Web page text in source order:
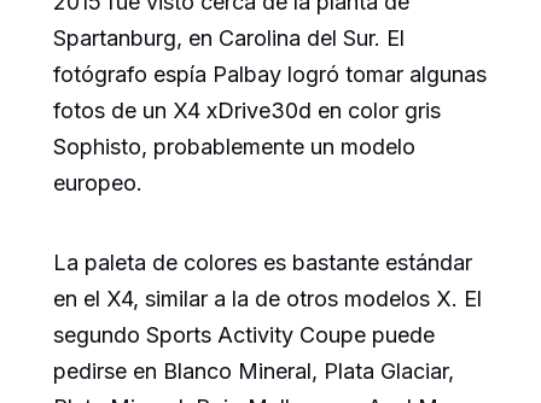
Spartanburg, en Carolina del Sur. El
fotógrafo espía Palbay logró tomar algunas
fotos de un X4 xDrive30d en color gris
Sophisto, probablemente un modelo
europeo.
La paleta de colores es bastante estándar
en el X4, similar a la de otros modelos X. El
segundo Sports Activity Coupe puede
pedirse en Blanco Mineral, Plata Glaciar,